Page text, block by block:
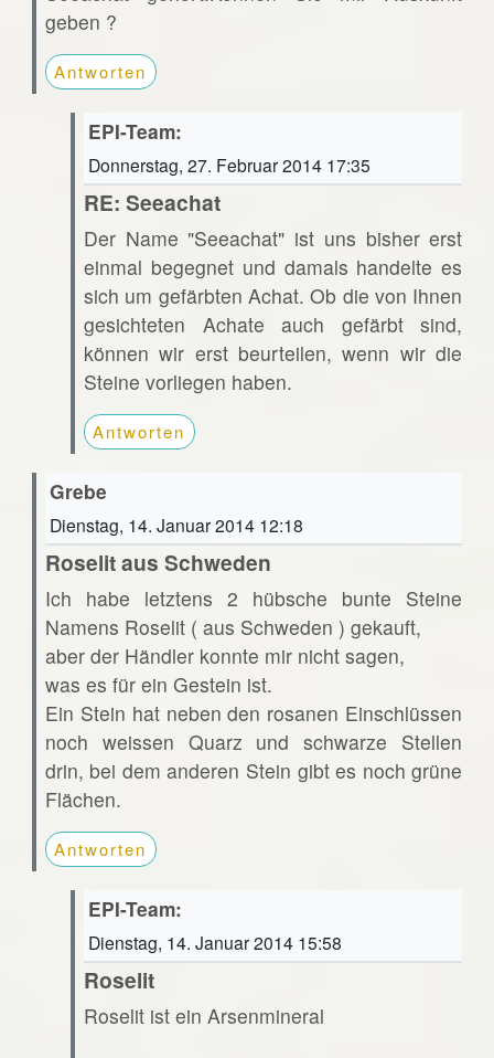
geben ?
Antworten
EPI-Team:
Donnerstag, 27. Februar 2014 17:35
RE: Seeachat
Der Name "Seeachat" ist uns bisher erst
einmal begegnet und damals handelte es
sich um gefärbten Achat. Ob die von Ihnen
gesichteten Achate auch gefärbt sind,
können wir erst beurteilen, wenn wir die
Steine vorliegen haben.
Antworten
Grebe
Dienstag, 14. Januar 2014 12:18
Roselit aus Schweden
Ich habe letztens 2 hübsche bunte Steine
Namens Roselit ( aus Schweden ) gekauft,
aber der Händler konnte mir nicht sagen,
was es für ein Gestein ist.
Ein Stein hat neben den rosanen Einschlüssen
noch weissen Quarz und schwarze Stellen
drin, bei dem anderen Stein gibt es noch grüne
Flächen.
Antworten
EPI-Team:
Dienstag, 14. Januar 2014 15:58
Roselit
Roselit ist ein Arsenmineral